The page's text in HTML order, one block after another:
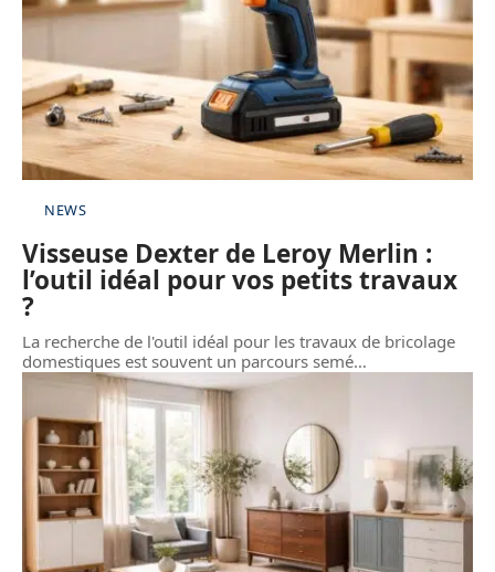
NEWS
Visseuse Dexter de Leroy Merlin :
l’outil idéal pour vos petits travaux
?
La recherche de l'outil idéal pour les travaux de bricolage
domestiques est souvent un parcours semé…